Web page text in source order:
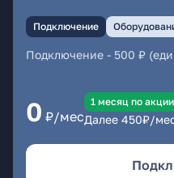
Подключение
Подключение - 500 ₽
0 ₽/мес
1 месяц по акции
Далее 450₽/